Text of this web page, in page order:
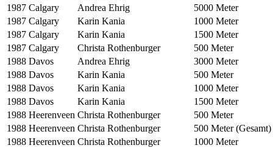
1987 Calgary Andrea Ehrig
5000 Meter
1987 Calgary Karin Kania
1000 Meter
1987 Calgary Karin Kania
1500 Meter
1987 Calgary Christa Rothenburger
500 Meter
1988 Davos Andrea Ehrig
3000 Meter
1988 Davos Karin Kania
500 Meter
1988 Davos Karin Kania
1000 Meter
1988 Davos Karin Kania
1500 Meter
1988 Heerenveen Christa Rothenburger
500 Meter
1988 Heerenveen Christa Rothenburger
500 Meter (Gesamt)
1988 Heerenveen Christa Rothenburger
1000 Meter